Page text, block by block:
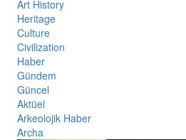
Art History
Heritage
Culture
Civilization
Haber
Gündem
Güncel
Aktüel
Arkeolojik Haber
Archa